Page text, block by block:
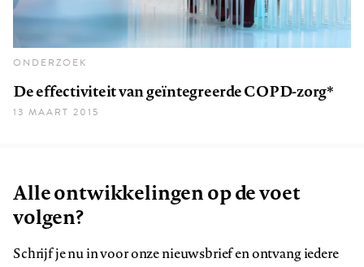
ONDERZOEK
De effectiviteit van geïntegreerde COPD-zorg*
13 MAART 2015
Alle ontwikkelingen op de voet
volgen?
Schrijf je nu in voor onze nieuwsbrief en ontvang iedere